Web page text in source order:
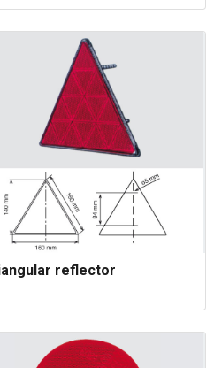
reflector